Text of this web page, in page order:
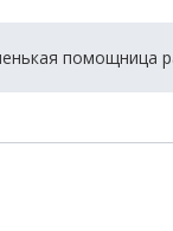
помощница